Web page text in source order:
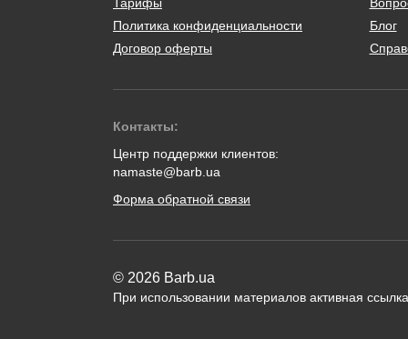
Политика конфиденциальности
Договор оферты
Блог
Контакты:
Центр поддержки клиентов:
namaste@barb.ua
Форма обратной связи
© 2026 Barb.ua
При использовании материалов активная